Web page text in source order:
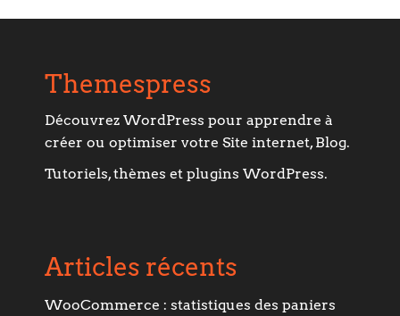
Themespress
Découvrez WordPress pour apprendre à
créer ou optimiser votre Site internet, Blog.
Tutoriels, thèmes et plugins WordPress.
Articles récents
WooCommerce : statistiques des paniers